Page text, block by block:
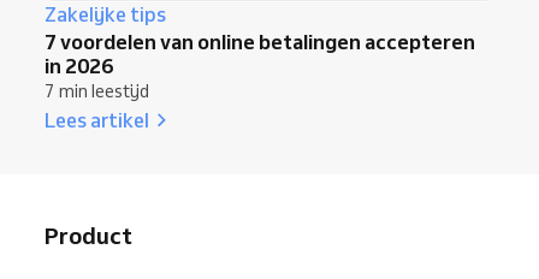
Zakelijke tips
7 voordelen van online betalingen accepteren
in 2026
7 min leestijd
Lees artikel
Product